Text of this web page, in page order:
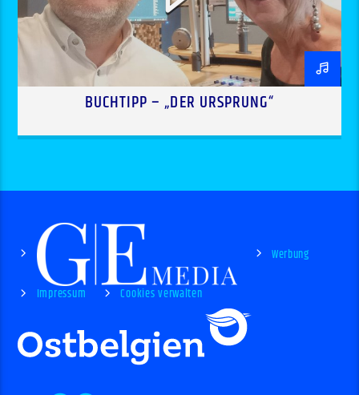
BUCHTIPP – „DER URSPRUNG“
Werbung
Impressum Cookies verwalten